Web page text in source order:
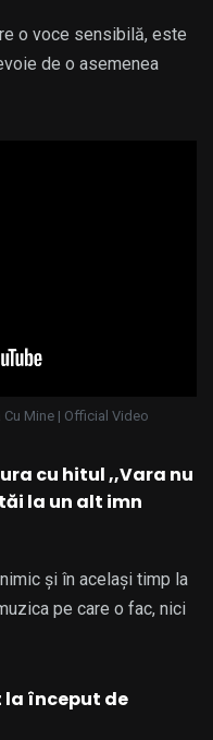
o voce sensibilă, este
de o asemenea
Mine | Official Video
cu hitul ,,Vara nu
la un alt imn
și în același timp la
pe care o fac, nici
început de